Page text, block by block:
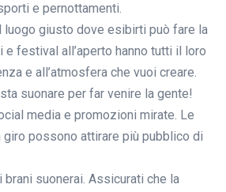
e pernottamenti.
luogo giusto dove esibirti può fare la
e festival all’aperto hanno tutti il loro
e all’atmosfera che vuoi creare.
suonare per far venire la gente!
media e promozioni mirate. Le
giro possono attirare più pubblico di
brani suonerai. Assicurati che la